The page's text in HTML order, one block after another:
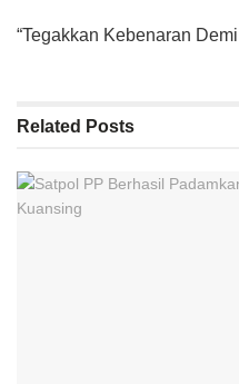
“Tegakkan Kebenaran
Related Posts